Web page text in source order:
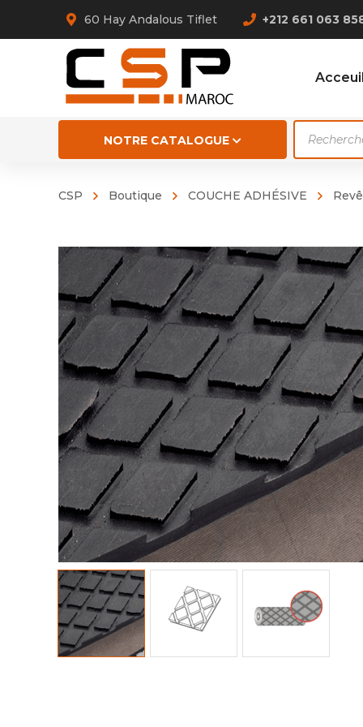
60 Hay Andalous Tiflet +212 661 063
Acceuil
NOTRE CATALOGUE
ABRA
NR
PARA
de
CSP Boutique COUCHE ADHÉSIVE